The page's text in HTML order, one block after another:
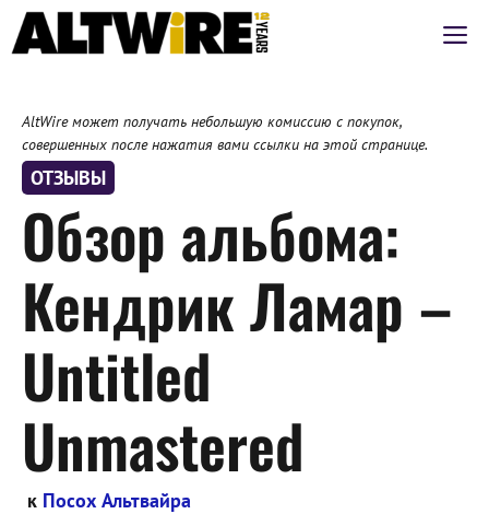
Перейти
AltWire может получать небольшую комиссию с покупок,
совершенных после нажатия вами ссылки на этой странице.
ОТЗЫВЫ
Обзор альбома:
Кендрик Ламар –
Untitled
Unmastered
к Посох Альтвайра